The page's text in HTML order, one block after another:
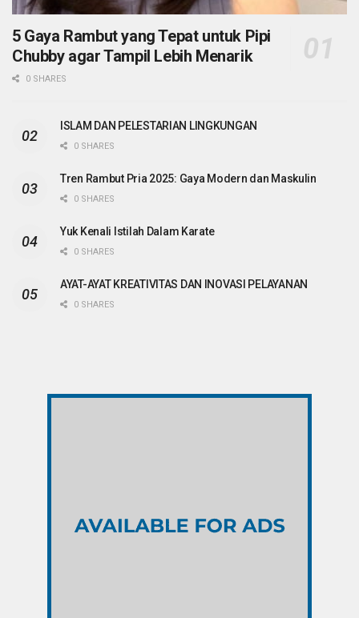
5 Gaya Rambut yang Tepat untuk Pipi
Chubby agar Tampil Lebih Menarik
0 SHARES
ISLAM DAN PELESTARIAN LINGKUNGAN
0 SHARES
Tren Rambut Pria 2025: Gaya Modern dan Maskulin
0 SHARES
Yuk Kenali Istilah Dalam Karate
0 SHARES
AYAT-AYAT KREATIVITAS DAN INOVASI PELAYANAN
0 SHARES